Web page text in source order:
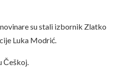
su stali izbornik Zlatko
Luka Modrić.
Češkoj.